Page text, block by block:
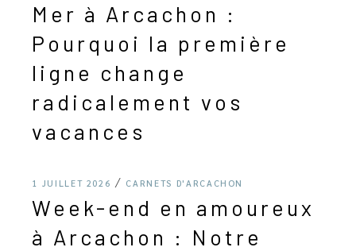
Mer à Arcachon :
Pourquoi la première
ligne change
radicalement vos
vacances
1 JUILLET 2026 CARNETS D'ARCACHON
Week-end en amoureux
à Arcachon : Notre